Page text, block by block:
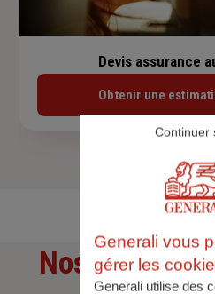
Devis assurance
Obtenir une
Nos offres
Generali vous
gérer les
Generali utilise des
Continuer